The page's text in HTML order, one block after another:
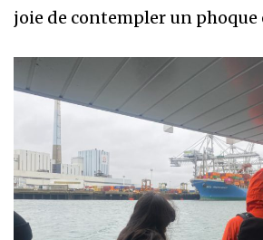
joie de contempler un phoque